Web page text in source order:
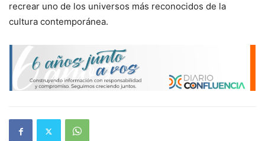
recrear uno de los universos más reconocidos de la
cultura contemporánea.